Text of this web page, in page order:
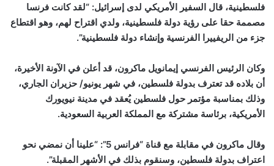
فلسطينية، قال السفير الأمريكي لدى إسرائيل: “لقد كانت فرنسا
مصممة حقا على رؤية دولة فلسطينية، ولدي اقتراح لهم، وهو اقتطاع
جزء من الريفييرا الفرنسية وإنشاء دولة فلسطينية”.
وكان الرئيس الفرنسي إيمانويل ماكرون، قد أعلن في الآونة الأخيرة،
أن بلاده قد تعترف بدولة فلسطين، في شهر يونيو/ حزيران الجاري،
وذلك بمناسبة مؤتمر حول فلسطين يُعقد في مدينة نيويورك
الأمريكية، برئاسة مشتركة مع المملكة العربية السعودية.
وقال ماكرون في مقابلة مع قناة “فرانس 5”: “علينا أن نمضي نحو
اعتراف بدولة فلسطين، وسنقوم بذلك في الأشهر المقبلة”.